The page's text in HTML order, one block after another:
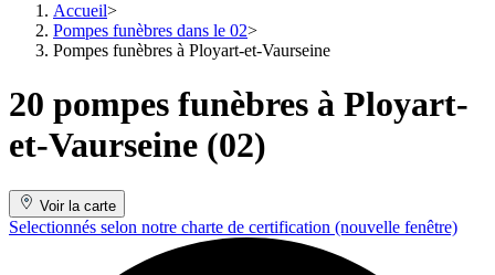
Accueil
Pompes funèbres dans le 02
Pompes funèbres à Ployart-et-Vaurseine
20 pompes funèbres à Ployart-
et-Vaurseine (02)
Voir la carte
Selectionnés selon notre charte de certification (nouvelle fenêtre)